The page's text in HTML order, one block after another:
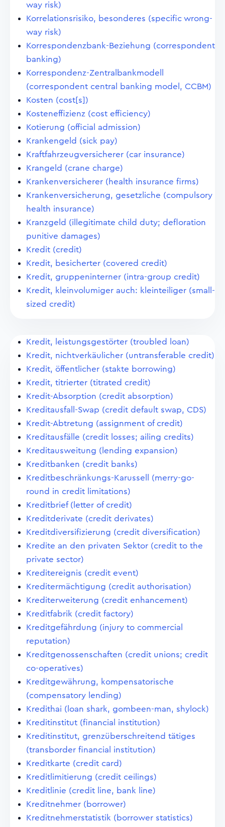
way risk)
Korrelationsrisiko, besonderes (specific wrong-
way risk)
Korrespondenzbank-Beziehung (correspondent
banking)
Korrespondenz-Zentralbankmodell
(correspondent central banking model, CCBM)
Kosten (cost[s])
Kosteneffizienz (cost efficiency)
Kotierung (official admission)
Krankengeld (sick pay)
Kraftfahrzeugversicherer (car insurance)
Krangeld (crane charge)
Krankenversicherer (health insurance firms)
Krankenversicherung, gesetzliche (compulsory
health insurance)
Kranzgeld (illegitimate child duty; defloration
punitive damages)
Kredit (credit)
Kredit, besicherter (covered credit)
Kredit, gruppeninterner (intra-group credit)
Kredit, kleinvolumiger auch: kleinteiliger (small-
sized credit)
Kredit, leistungsgestörter (troubled loan)
Kredit, nichtverkäulicher (untransferable credit)
Kredit, öffentlicher (stakte borrowing)
Kredit, titrierter (titrated credit)
Kredit-Absorption (credit absorption)
Kreditausfall-Swap (credit default swap, CDS)
Kredit-Abtretung (assignment of credit)
Kreditausfälle (credit losses; ailing credits)
Kreditausweitung (lending expansion)
Kreditbanken (credit banks)
Kreditbeschränkungs-Karussell (merry-go-
round in credit limitations)
Kreditbrief (letter of credit)
Kreditderivate (credit derivates)
Kreditdiversifizierung (credit diversification)
Kredite an den privaten Sektor (credit to the
private sector)
Kreditereignis (credit event)
Kreditermächtigung (credit authorisation)
Krediterweiterung (credit enhancement)
Kreditfabrik (credit factory)
Kreditgefährdung (injury to commercial
reputation)
Kreditgenossenschaften (credit unions; credit
co-operatives)
Kreditgewährung, kompensatorische
(compensatory lending)
Kredithai (loan shark, gombeen-man, shylock)
Kreditinstitut (financial institution)
Kreditinstitut, grenzüberschreitend tätiges
(transborder financial institution)
Kreditkarte (credit card)
Kreditlimitierung (credit ceilings)
Kreditlinie (credit line, bank line)
Kreditnehmer (borrower)
Kreditnehmerstatistik (borrower statistics)